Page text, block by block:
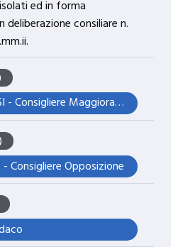
ed in forma
consiliare n.
Massimo LUCCHESI - Consigliere Maggioranza – Assessore
Consigliere Opposizione